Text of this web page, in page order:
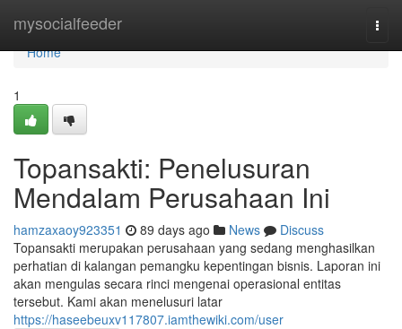
mysocialfeeder
Home
Home
1
Topansakti: Penelusuran
Mendalam Perusahaan Ini
hamzaxaoy923351 89 days ago News
Discuss
Topansakti merupakan perusahaan yang sedang menghasilkan
perhatian di kalangan pemangku kepentingan bisnis. Laporan ini
akan mengulas secara rinci mengenai operasional entitas
tersebut. Kami akan menelusuri latar
https://haseebeuxv117807.iamthewiki.com/user